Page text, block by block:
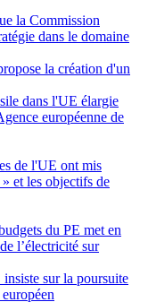
la Commission
dans le domaine
la création d'un
dans l'UE élargie
européenne de
de l'UE ont mis
» et les objectifs de
du PE met en
l’électricité sur
sur la poursuite